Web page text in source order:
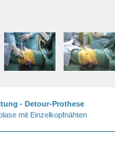
- Detour-Prothese
mit Einzelkopfnähten